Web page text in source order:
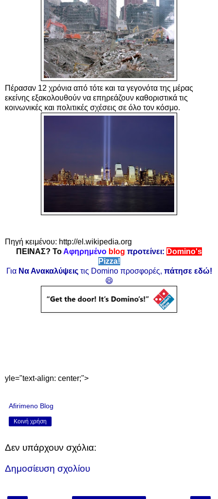
Πέρασαν 12 χρόνια από τότε και τα γεγονότα της μέρας
εκείνης εξακολουθούν να επηρεάζουν καθοριστικά τις
κοινωνικές και πολιτικές σχέσεις σε όλο τον κόσμο.
Πηγή κειμένου: http://el.wikipedia.org
ΠΕΙΝΑΣ? ΤοΑφηρημένο blog προτείνει: Domino's
Pizza!
Για Να Ανακαλύψειςτις Domino προσφορές, πάτησε εδώ!
😄
yle="text-align: center;">
Afirimeno Blog
Κοινή χρήση
Δεν υπάρχουν σχόλια:
Δημοσίευση σχολίου